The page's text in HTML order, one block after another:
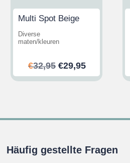
Multi Spot Beige
Diverse
maten/kleuren
€32,95 Ursprünglicher
Preis
€29,95Aktueller
Preis
Häufig gestellte Fragen